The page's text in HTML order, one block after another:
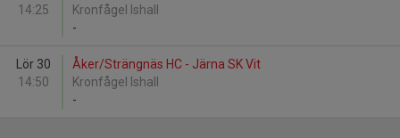
14:25
Kronfågel Ishall
-
Lör 30
14:50
Åker/Strängnäs HC - Järna SK Vit
Kronfågel Ishall
-